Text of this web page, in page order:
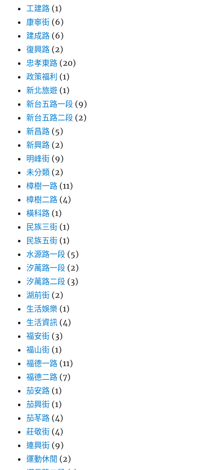
工建路 (1)
康寧街 (6)
建成路 (6)
復興路 (2)
忠孝東路 (20)
政策福利 (1)
新北旅遊 (1)
新台五路一段 (9)
新台五路二段 (2)
新昌路 (5)
新興路 (2)
明峰街 (9)
未分類 (2)
樟樹一路 (11)
樟樹二路 (4)
橫科路 (1)
民族三街 (1)
民族五街 (1)
水源路一段 (5)
汐萬路一段 (2)
汐萬路二段 (3)
湖前街 (2)
生活娛樂 (1)
生活資訊 (4)
福安街 (3)
福山街 (1)
福德一路 (11)
福德二路 (7)
茄安路 (1)
茄興街 (1)
茄苳路 (4)
莊敬街 (4)
連興街 (9)
運動休閒 (2)